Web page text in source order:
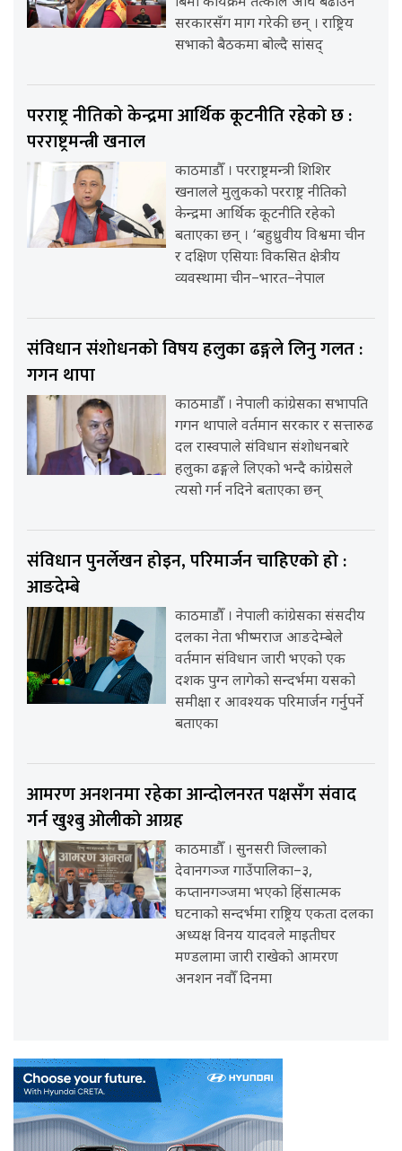
सरकारसँग माग गरेकी छन् । राष्ट्रिय
सभाको बैठकमा बोल्दै सांसद्
परराष्ट्र नीतिको केन्द्रमा आर्थिक कूटनीति रहेको छ :
परराष्ट्रमन्त्री खनाल
काठमाडौँ । परराष्ट्रमन्त्री शिशिर
खनालले मुलुकको परराष्ट्र नीतिको
केन्द्रमा आर्थिक कूटनीति रहेको
बताएका छन् । ‘बहुध्रुवीय विश्वमा चीन
र दक्षिण एसियाः विकसित क्षेत्रीय
व्यवस्थामा चीन–भारत–नेपाल
संविधान संशोधनको विषय हलुका ढङ्गले लिनु गलत :
गगन थापा
काठमाडौँ । नेपाली कांग्रेसका सभापति
गगन थापाले वर्तमान सरकार र सत्तारुढ
दल रास्वपाले संविधान संशोधनबारे
हलुका ढङ्गले लिएको भन्दै कांग्रेसले
त्यसो गर्न नदिने बताएका छन्
संविधान पुनर्लेखन होइन, परिमार्जन चाहिएको हो :
आङदेम्बे
काठमाडौँ । नेपाली कांग्रेसका संसदीय
दलका नेता भीष्मराज आङदेम्बेले
वर्तमान संविधान जारी भएको एक
दशक पुग्न लागेको सन्दर्भमा यसको
समीक्षा र आवश्यक परिमार्जन गर्नुपर्ने
बताएका
आमरण अनशनमा रहेका आन्दोलनरत पक्षसँग संवाद
गर्न खुश्बु ओलीको आग्रह
काठमाडौँ । सुनसरी जिल्लाको
देवानगञ्ज गाउँपालिका–३,
कप्तानगञ्जमा भएको हिंसात्मक
घटनाको सन्दर्भमा राष्ट्रिय एकता दलका
अध्यक्ष विनय यादवले माइतीघर
मण्डलामा जारी राखेको आमरण
अनशन नवौँ दिनमा